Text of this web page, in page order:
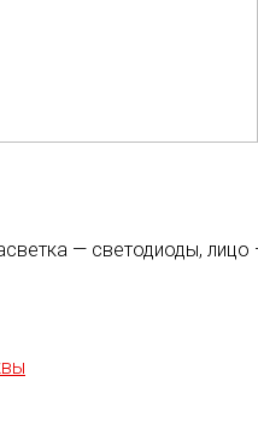
— светодиоды, лицо